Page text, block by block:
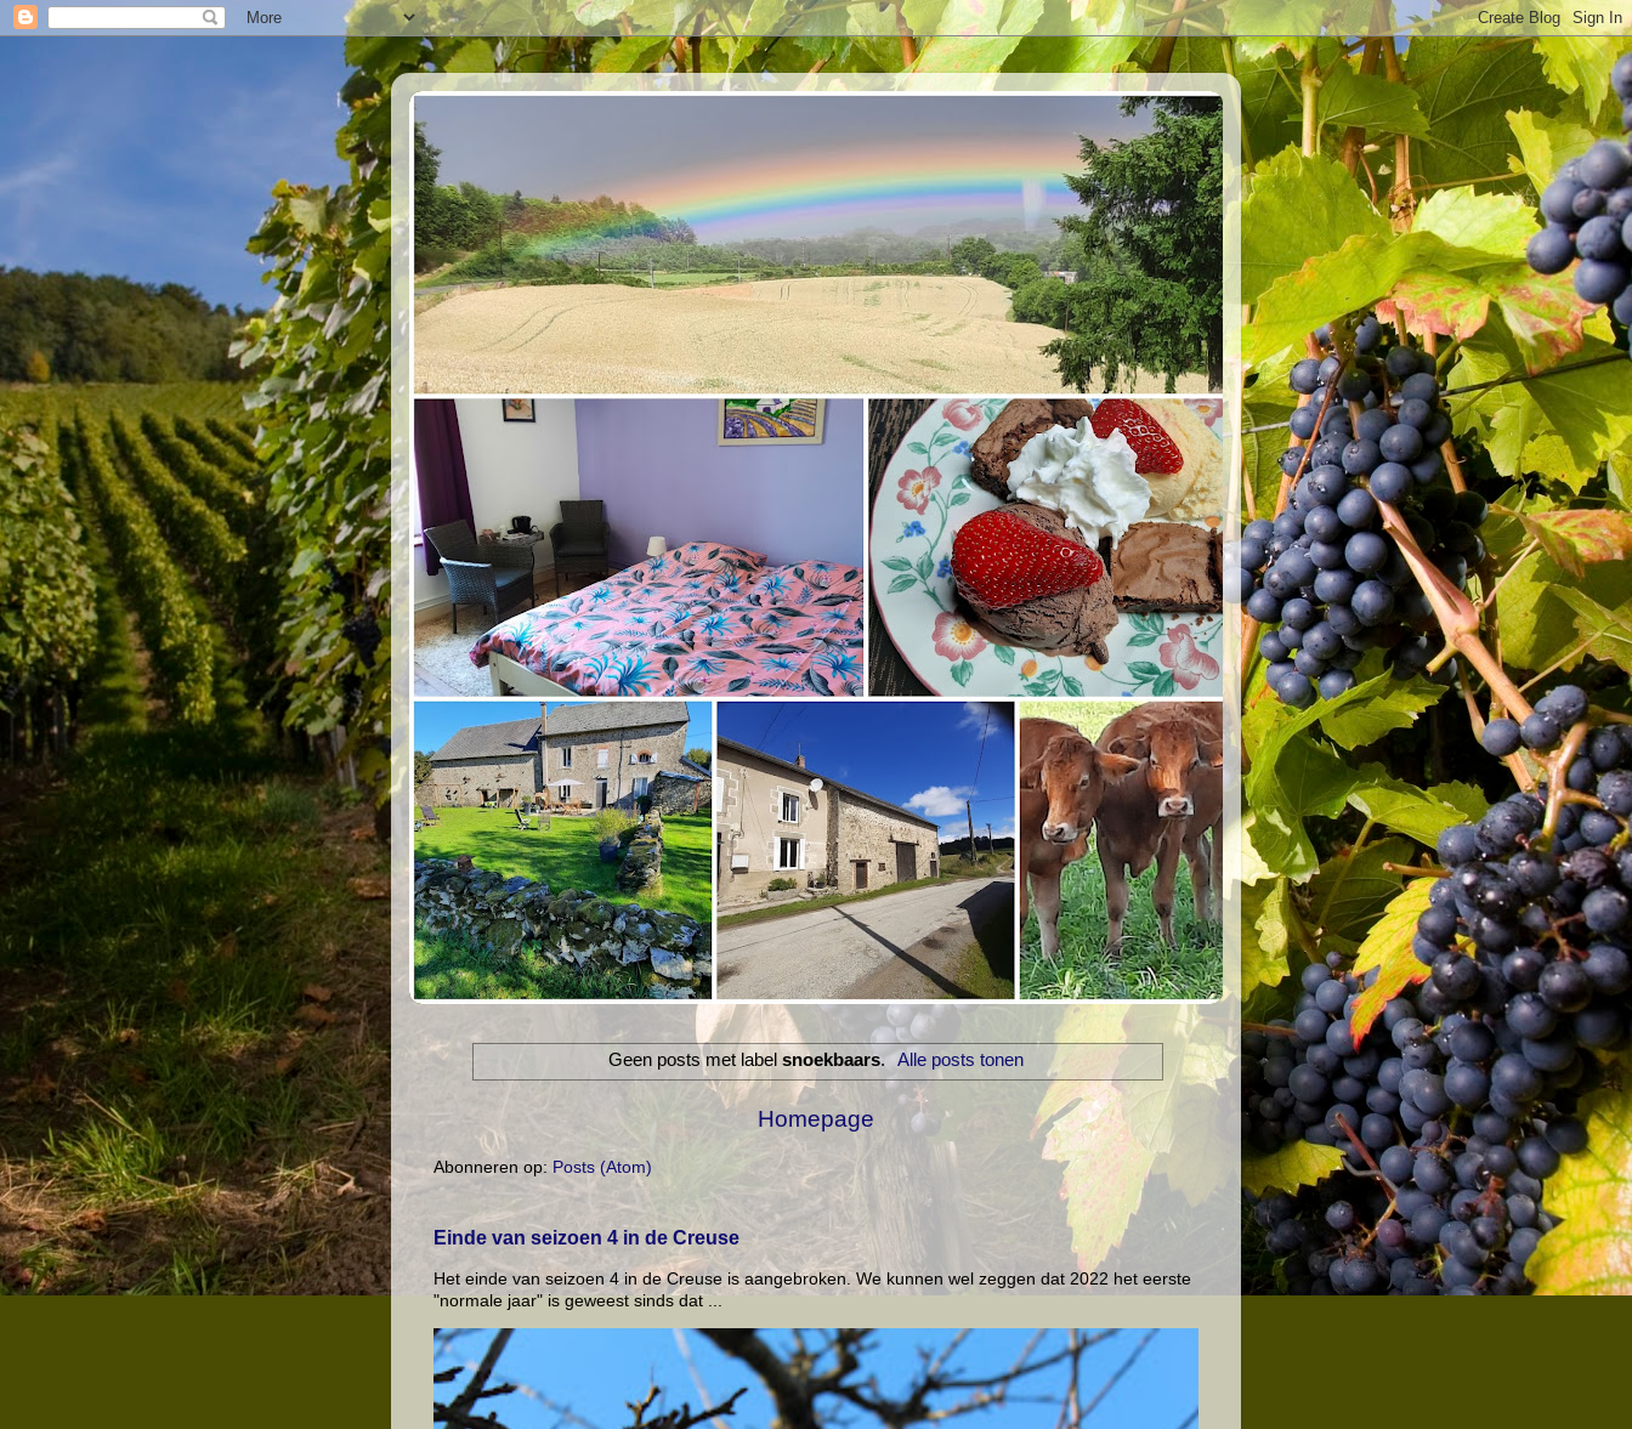
Geen posts met labelsnoekbaars. Alle posts tonen
Homepage
Abonneren op: Posts (Atom)
Einde van seizoen 4 in de Creuse
Het einde van seizoen 4 in de Creuse is aangebroken. We kunnen wel zeggen dat 2022 het eerste
"normale jaar" is geweest sinds dat ...